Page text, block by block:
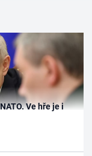
Ve hře je i